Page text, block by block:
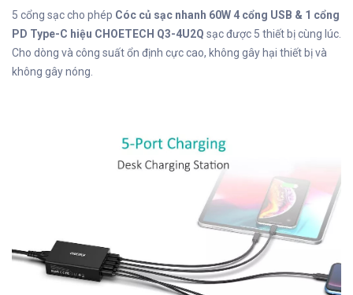
5 cổng sạc cho phép Cóc củ sạc nhanh 60W 4 cổng USB & 1 cổng
PD Type-C hiệu CHOETECH Q3-4U2Q sạc được 5 thiết bị cùng lúc.
Cho dòng và công suất ổn định cực cao, không gây hại thiết bị và
không gây nóng.